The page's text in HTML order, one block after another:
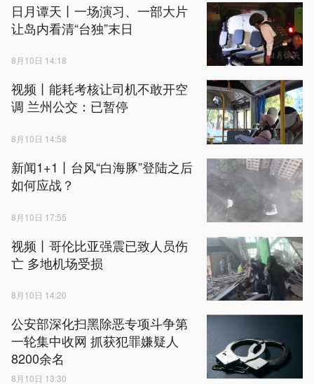
日月谭天丨一场演习、一部大片
让岛内看清“台独”末日
8月10日 14:18
视频丨能耗考核让司机不敢开空
调 兰州公交：已暂停
8月10日 14:58
新闻1+1丨台风“白海豚”登陆之后
如何应战？
8月10日 17:55
视频丨哥伦比亚强震已致人员伤
亡 多地机场受损
8月10日 14:20
公安部深化扫黑除恶专项斗争第
一轮集中收网 抓获犯罪嫌疑人
8200余名
8月10日 13:30